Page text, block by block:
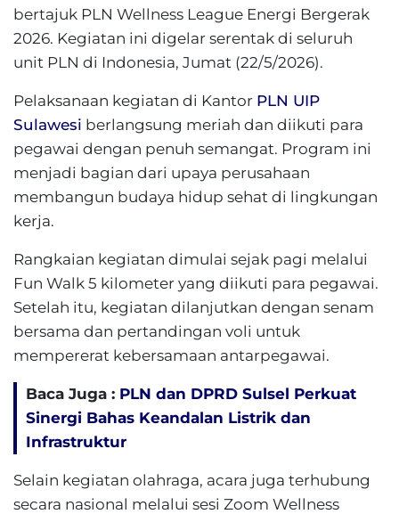
bertajuk PLN Wellness League Energi Bergerak
2026. Kegiatan ini digelar serentak di seluruh
unit PLN di Indonesia, Jumat (22/5/2026).
Pelaksanaan kegiatan di Kantor PLN UIP
Sulawesi berlangsung meriah dan diikuti para
pegawai dengan penuh semangat. Program ini
menjadi bagian dari upaya perusahaan
membangun budaya hidup sehat di lingkungan
kerja.
Rangkaian kegiatan dimulai sejak pagi melalui
Fun Walk 5 kilometer yang diikuti para pegawai.
Setelah itu, kegiatan dilanjutkan dengan senam
bersama dan pertandingan voli untuk
mempererat kebersamaan antarpegawai.
Baca Juga : PLN dan DPRD Sulsel Perkuat
Sinergi Bahas Keandalan Listrik dan
Infrastruktur
Selain kegiatan olahraga, acara juga terhubung
secara nasional melalui sesi Zoom Wellness